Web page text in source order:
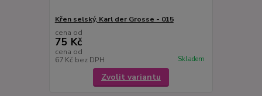
Křen selský, Karl der Grosse - 015
cena od
75 Kč
cena od
67 Kč bez DPH Skladem
Zvolit variantu